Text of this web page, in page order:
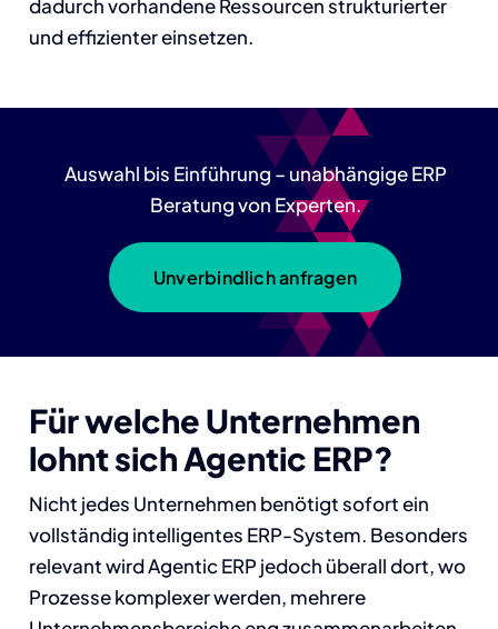
dadurch vorhandene Ressourcen strukturierter
und effizienter einsetzen.
Auswahl bis Einführung – unabhängige ERP
Beratung von Experten.
Unverbindlich anfragen
Für welche Unternehmen
lohnt sich Agentic ERP?
Nicht jedes Unternehmen benötigt sofort ein
vollständig intelligentes ERP-System. Besonders
relevant wird Agentic ERP jedoch überall dort, wo
Prozesse komplexer werden, mehrere